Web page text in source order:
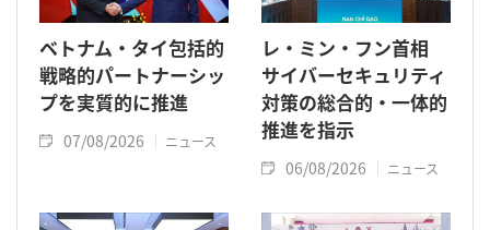
ベトナム・タイ包括的
戦略的パートナーシッ
プを実質的に推進
07/08/2026 ニュース
レ・ミン・フン首相
サイバーセキュリティ
対策の総合的・一体的
推進を指示
06/08/2026 ニュース